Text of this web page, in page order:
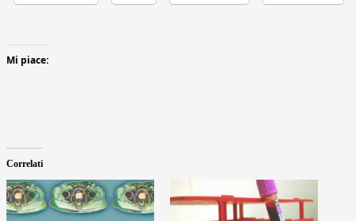
Mi piace:
Correlati